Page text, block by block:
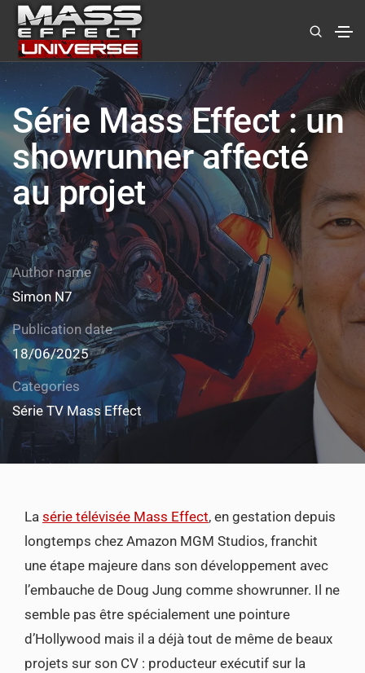
Série Mass Effect : un
showrunner affecté
au projet
Author name
Simon N7
Publication date
18/06/2025
Categories
Série TV Mass Effect
La série télévisée Mass Effect, en gestation depuis
longtemps chez Amazon MGM Studios, franchit
une étape majeure dans son développement avec
l’embauche de Doug Jung comme showrunner. Il ne
semble pas être spécialement une pointure
d’Hollywood mais il a déjà tout de même de beaux
projets sur son CV : producteur exécutif sur la